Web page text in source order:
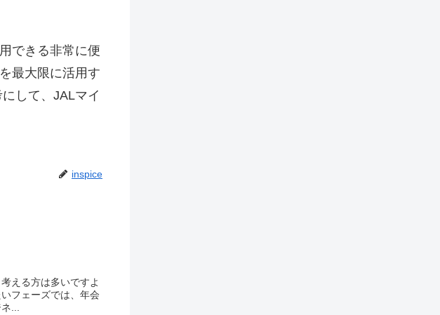
できる非常に便
最大限に活用す
して、JALマイ
inspice
える方は多いですよ
フェーズでは、年会
...